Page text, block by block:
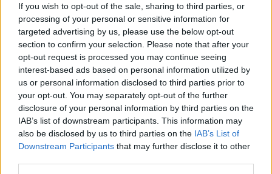
If you wish to opt-out of the sale, sharing to third parties, or
processing of your personal or sensitive information for
targeted advertising by us, please use the below opt-out
section to confirm your selection. Please note that after your
opt-out request is processed you may continue seeing
interest-based ads based on personal information utilized by
us or personal information disclosed to third parties prior to
your opt-out. You may separately opt-out of the further
disclosure of your personal information by third parties on the
IAB’s list of downstream participants. This information may
also be disclosed by us to third parties on the IAB’s List of
Downstream Participants that may further disclose it to other